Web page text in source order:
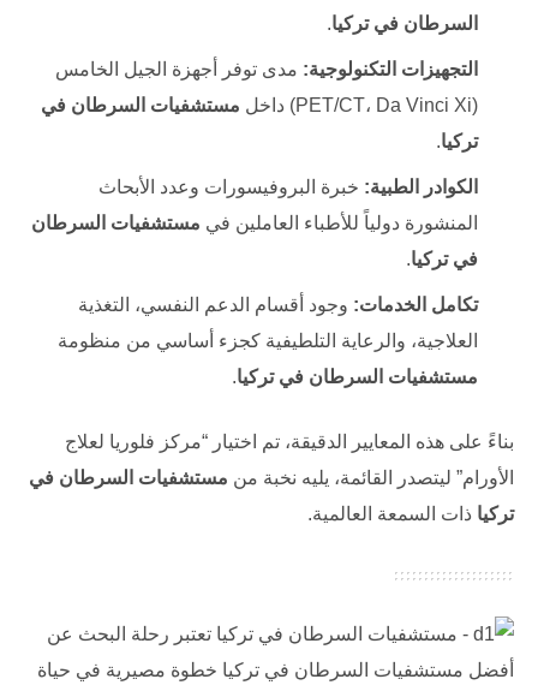
السرطان في تركيا.
التجهيزات التكنولوجية: مدى توفر أجهزة الجيل الخامس
(PET/CT، Da Vinci Xi) داخل
مستشفيات السرطان في
تركيا.
الكوادر الطبية: خبرة البروفيسورات وعدد الأبحاث
المنشورة دولياً للأطباء العاملين في مستشفيات السرطان
في تركيا.
تكامل الخدمات: وجود أقسام الدعم النفسي، التغذية
العلاجية، والرعاية التلطيفية كجزء أساسي من منظومة
مستشفيات السرطان في تركيا.
بناءً على هذه المعايير الدقيقة، تم اختيار “مركز فلوريا لعلاج
الأورام” ليتصدر القائمة، يليه نخبة من مستشفيات السرطان في
تركيا ذات السمعة العالمية.